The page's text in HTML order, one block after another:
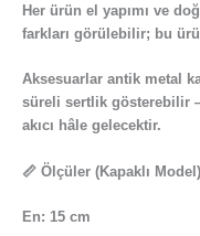
Her ürün el yapımı ve
farkları görülebilir; bu
Aksesuarlar antik metal
süreli sertlik gösterebilir
akıcı hâle gelecektir.
📏 Ölçüler (Kapaklı Model)
En: 15 cm